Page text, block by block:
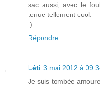
sac aussi, avec le
tenue tellement cool.
:)
Répondre
Léti 3 mai 2012 à
Je suis tombée